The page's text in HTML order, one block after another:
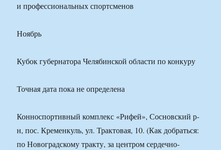
и профессиональных спортсменов
Ноябрь
Кубок губернатора Челябинской области по конкуру
Точная дата пока не определена
Конноспортивный комплекс «Рифей», Сосновский р-
н, пос. Кременкуль, ул. Трактовая, 10. (Как добраться:
по Новоградскому тракту, за центром сердечно-